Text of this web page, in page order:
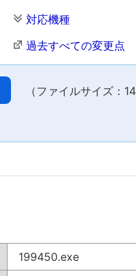
対応機種
過去すべての変更点
（ファイルサイズ：
199450.exe